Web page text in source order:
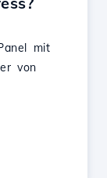
mit
von